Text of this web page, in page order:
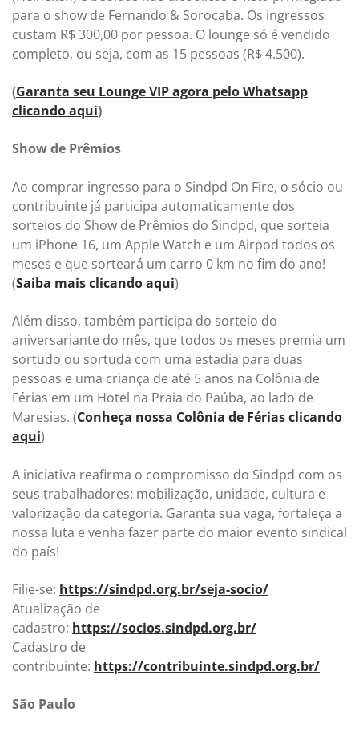
para o show de Fernando & Sorocaba. Os ingressos
custam R$ 300,00 por pessoa. O lounge só é vendido
completo, ou seja, com as 15 pessoas (R$ 4.500).
(Garanta seu Lounge VIP agora pelo Whatsapp
clicando aqui)
Show de Prêmios
Ao comprar ingresso para o Sindpd On Fire, o sócio ou
contribuinte já participa automaticamente dos
sorteios do Show de Prêmios do Sindpd, que sorteia
um iPhone 16, um Apple Watch e um Airpod todos os
meses e que sorteará um carro 0 km no fim do ano!
(Saiba mais clicando aqui)
Além disso, também participa do sorteio do
aniversariante do mês, que todos os meses premia um
sortudo ou sortuda com uma estadia para duas
pessoas e uma criança de até 5 anos na Colônia de
Férias em um Hotel na Praia do Paúba, ao lado de
Maresias. (Conheça nossa Colônia de Férias clicando
aqui)
A iniciativa reafirma o compromisso do Sindpd com os
seus trabalhadores: mobilização, unidade, cultura e
valorização da categoria. Garanta sua vaga, fortaleça a
nossa luta e venha fazer parte do maior evento sindical
do país!
Filie-se: https://sindpd.org.br/seja-socio/
Atualização de
cadastro: https://socios.sindpd.org.br/
Cadastro de
contribuinte: https://contribuinte.sindpd.org.br/
São Paulo